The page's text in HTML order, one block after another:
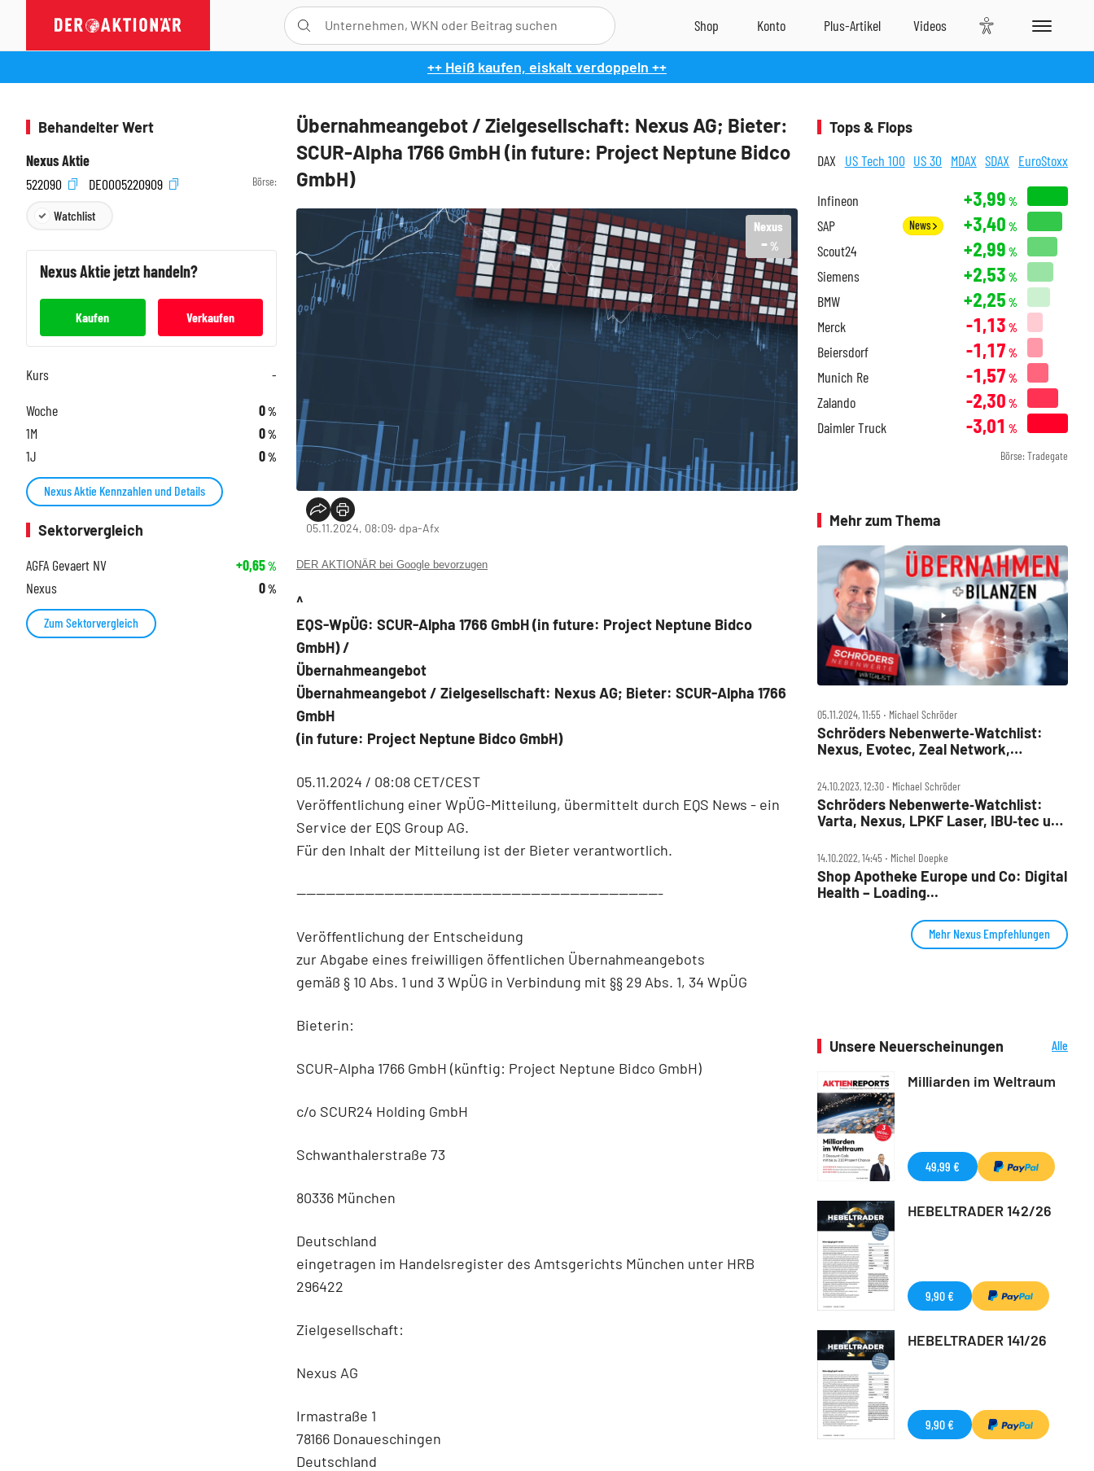
++ Heiß kaufen, eiskalt verdoppeln ++
Übernahmeangebot / Zielgesellschaft: Nexus AG; Bieter:
SCUR-Alpha 1766 GmbH (in future: Project Neptune Bidco
GmbH)
Nexus
- %
05.11.2024, 08:09‧ dpa-Afx
DER AKTIONÄR bei Google bevorzugen
^
EQS-WpÜG: SCUR-Alpha 1766 GmbH (in future: Project Neptune Bidco
GmbH) /
Übernahmeangebot
Übernahmeangebot / Zielgesellschaft: Nexus AG; Bieter: SCUR-Alpha 1766
GmbH
(in future: Project Neptune Bidco GmbH)
05.11.2024 / 08:08 CET/CEST
Veröffentlichung einer WpÜG-Mitteilung, übermittelt durch EQS News - ein
Service der EQS Group AG.
Für den Inhalt der Mitteilung ist der Bieter verantwortlich.
---------------------------------------------------------------------------
Veröffentlichung der Entscheidung
zur Abgabe eines freiwilligen öffentlichen Übernahmeangebots
gemäß § 10 Abs. 1 und 3 WpÜG in Verbindung mit §§ 29 Abs. 1, 34 WpÜG
Bieterin:
SCUR-Alpha 1766 GmbH (künftig: Project Neptune Bidco GmbH)
c/o SCUR24 Holding GmbH
Schwanthalerstraße 73
80336 München
Deutschland
eingetragen im Handelsregister des Amtsgerichts München unter HRB
296422
Zielgesellschaft:
Nexus AG
Irmastraße 1
78166 Donaueschingen
Deutschland
Behandelter Wert
Nexus Aktie
522090
DE0005220909 Börse:
Watchlist
NexusAktie jetzt handeln?
Kaufen Verkaufen
Kurs
-
Woche
0%
1M 0%
1J 0%
Nexus Aktie Kennzahlen und Details
Sektorvergleich
AGFA Gevaert NV
+0,65%
Nexus 0%
Zum Sektorvergleich
Tops & Flops
DAX US Tech 100 US 30 MDAX SDAX EuroStoxx
Infineon +3,99 %
SAP News +3,40 %
Scout24 +2,99 %
Siemens +2,53 %
BMW +2,25 %
Merck -1,13 %
Beiersdorf -1,17 %
Munich Re -1,57 %
Zalando -2,30 %
Daimler Truck -3,01 %
Börse: Tradegate
Mehr zum Thema
05.11.2024, 11:55 ‧ Michael Schröder
Schröders Nebenwerte‑Watchlist:
Nexus, Evotec, Zeal Network,
24.10.2023, 12:30 ‧ Michael Schröder
Schröders Nebenwerte‑Watchlist:
Varta, Nexus, LPKF Laser, IBU‑tec und
14.10.2022, 14:45 ‧ Michel Doepke
Shop Apotheke Europe und Co: Digital
Health – Loading...
Mehr Nexus Empfehlungen
Unsere Neuerscheinungen
Alle
Milliarden im Weltraum
49,99 €
HEBELTRADER 142/26
9,90 €
HEBELTRADER 141/26
9,90 €